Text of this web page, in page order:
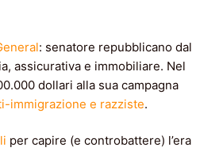
: senatore repubblicano dal
assicurativa e immobiliare. Nel
dollari alla sua campagna
immigrazione e razziste.
per capire (e controbattere) l’era